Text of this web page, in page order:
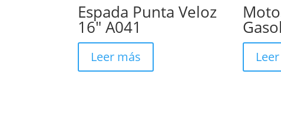
Espada Punta Veloz
16″ A041
Leer más